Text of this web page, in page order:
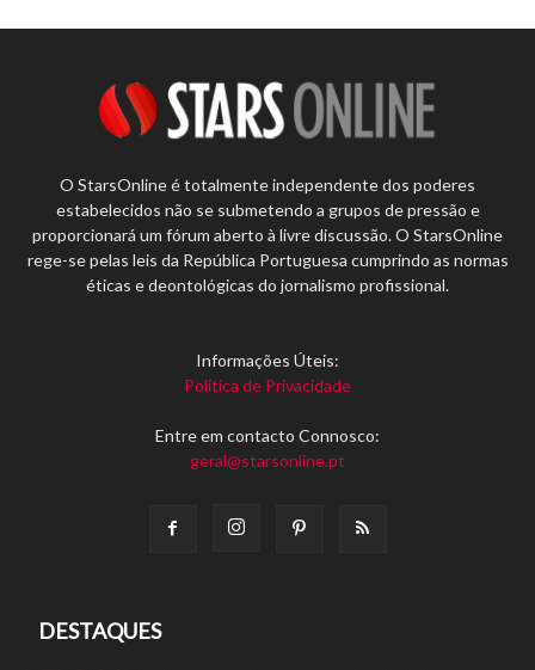
O StarsOnline é totalmente independente dos poderes
estabelecidos não se submetendo a grupos de pressão e
proporcionará um fórum aberto à livre discussão. O StarsOnline
rege-se pelas leis da República Portuguesa cumprindo as normas
éticas e deontológicas do jornalismo profissional.
Informações Úteis:
Política de Privacidade
Entre em contacto Connosco:
geral@starsonline.pt
DESTAQUES